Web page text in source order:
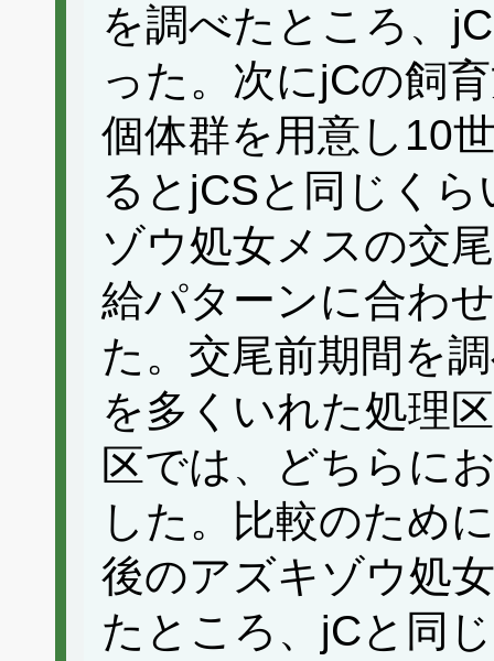
を調べたところ、
った。次にjCの飼
個体群を用意し10
るとjCSと同じく
ゾウ処女メスの交
給パターンに合わ
た。交尾前期間を
を多くいれた処理
区では、どちらに
した。比較のため
後のアズキゾウ処
たところ、jCと同